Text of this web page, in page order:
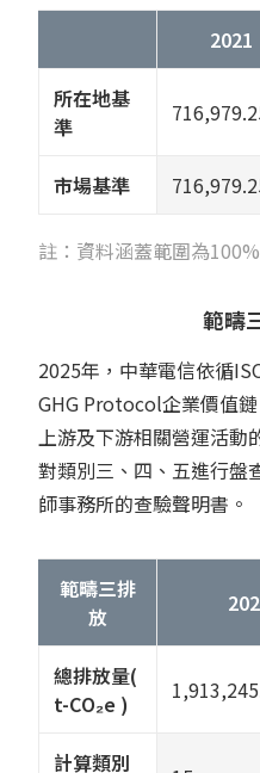
2021
所在地基
準
市場基準
註：資料涵蓋範圍為
範疇
2025年，中華電信依循
GHG Protocol企業價值
上游及下游相關營運活動
對類別三、四、五進行盤
師事務所的查驗聲明書。
範疇三排
放
總排放量(
t-CO₂e )
計算類別